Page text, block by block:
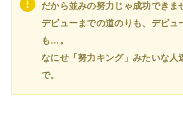
だから並みの努力じゃ成功できま
デビューまでの道のりも、デビュ
も…。
なにせ「努力キング」みたいな人
で。